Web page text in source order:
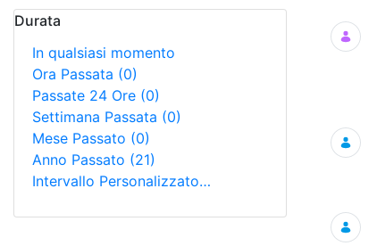
Durata
In qualsiasi momento
Ora Passata (0)
Passate 24 Ore (0)
Settimana Passata (0)
Mese Passato (0)
Anno Passato (21)
Intervallo Personalizzato…